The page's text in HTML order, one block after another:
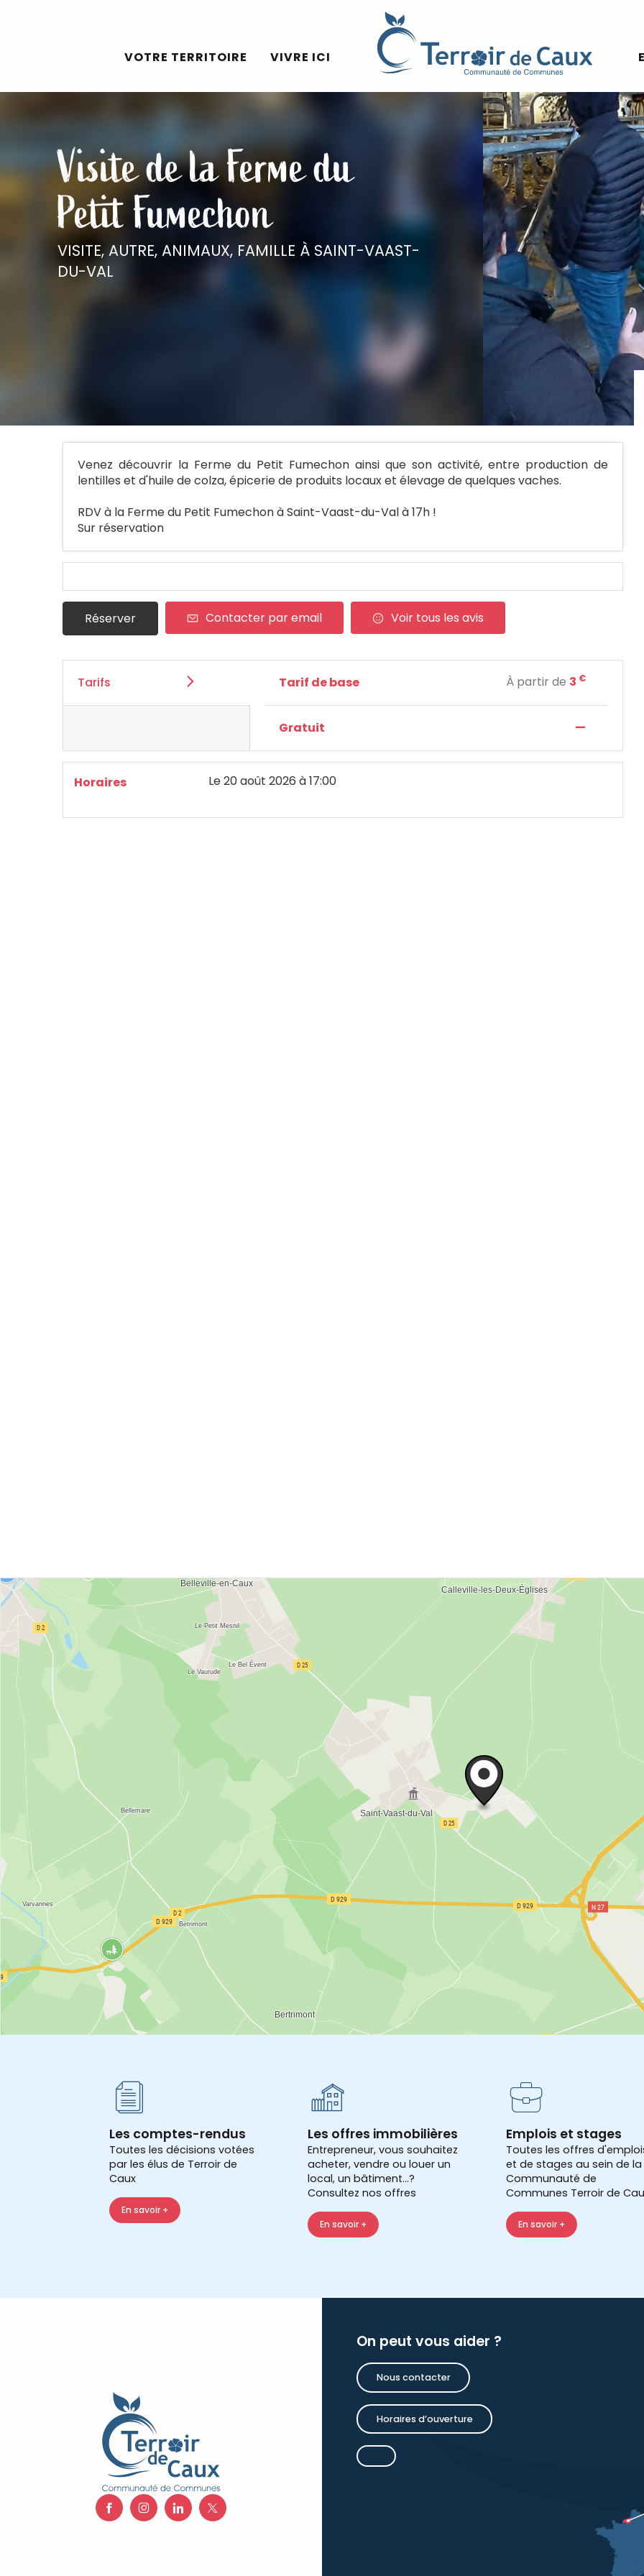
VOTRE TERRITOIRE VIVRE ICI
Visite de la Ferme du
Petit Fumechon
VISITE, AUTRE, ANIMAUX, FAMILLE À SAINT-VAAST-
DU-VAL
Venez découvrir la Ferme du Petit Fumechon ainsi que son activité, entre production de
lentilles et d'huile de colza, épicerie de produits locaux et élevage de quelques vaches.
RDV à la Ferme du Petit Fumechon à Saint-Vaast-du-Val à 17h !
Sur réservation
Réserver Contacter par email Voir tous les avis
Tarifs Tarif de base À partir de 3 €
Gratuit —
Horaires Le20 août 2026 à 17:00
Les comptes-rendus
Toutes les décisions votées
par les élus de Terroir de
Caux
En savoir +
Les offres immobilières
Entrepreneur, vous souhaitez
acheter, vendre ou louer un
local, un bâtiment...?
Consultez nos offres
En savoir +
Emplois et stages
Toutes les offres
et de stages au sein de la
Communauté de
Communes Terroir de
En savoir +
On peut vous aider ?
Nous contacter
Horaires d’ouverture